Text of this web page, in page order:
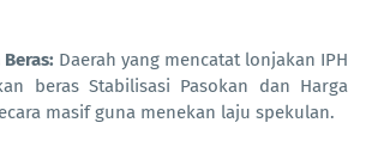
Daerah yang mencatat lonjakan IPH
beras Stabilisasi Pasokan dan Harga
masif guna menekan laju spekulan.